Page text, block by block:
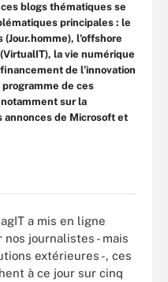
blogs thématiques se
principales : le
l'offshore
la vie numérique
de l’innovation
de ces
sur la
de Microsoft et
a mis en ligne
journalistes - mais
extérieures -, ces
à ce jour sur cinq